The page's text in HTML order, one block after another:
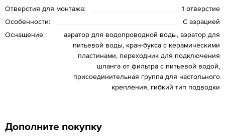
Отверстия для монтажа:
1 отверстие
Особенности:
С аэрацией
Оснащение:
аэратор для водопроводной воды, аэратор для
питьевой воды, кран-букса с керамическими
пластинами, переходник для подключения
шланга от фильтра с питьевой водой,
присоединительная группа для настольного
крепления, гибкий тип подводки
Дополните покупку